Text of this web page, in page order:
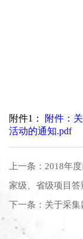
附件1：
附件：
活动的通知.pdf
上一条： 2018年
家级、省级项目
下一条： 关于采集